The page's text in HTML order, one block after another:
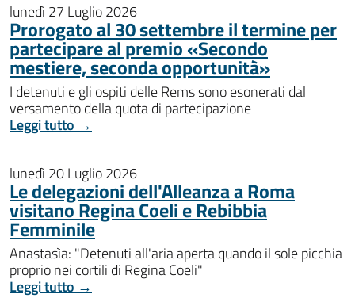
lunedì 27 Luglio 2026
Prorogato al 30 settembre il termine per
partecipare al premio «Secondo
mestiere, seconda opportunità»
I detenuti e gli ospiti delle Rems sono esonerati dal
versamento della quota di partecipazione
Leggi tutto →
lunedì 20 Luglio 2026
Le delegazioni dell'Alleanza a Roma
visitano Regina Coeli e Rebibbia
Femminile
Anastasìa: "Detenuti all'aria aperta quando il sole picchia
proprio nei cortili di Regina Coeli"
Leggi tutto →